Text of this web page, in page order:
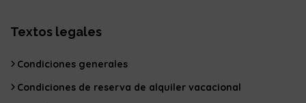
Textos legales
Condiciones generales
Condiciones de reserva de alquiler vacacional